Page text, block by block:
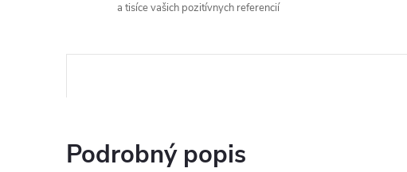
a tisíce vašich pozitívnych referencií
Podrobný popis